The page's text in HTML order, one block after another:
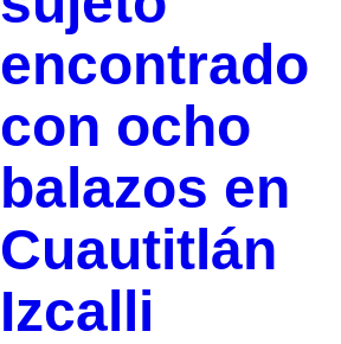
encontrado
con ocho
balazos en
Cuautitlán
Izcalli